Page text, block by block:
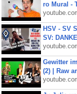
ro Mural -
HSV - SV
SV:
Gewitter
(2) | Raw